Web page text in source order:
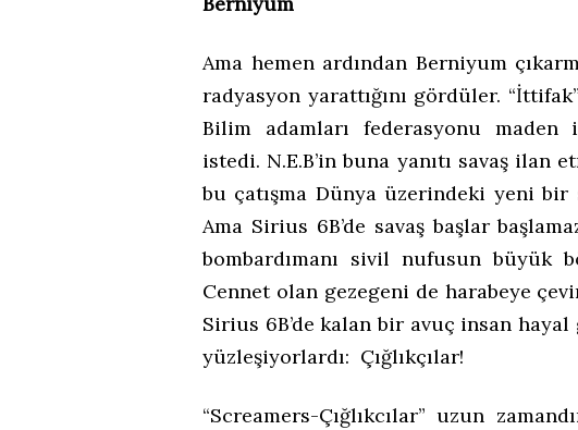
Ama hemen ardından Berniyum
radyasyon yarattığını gördüler.
Bilim adamları federasyonu maden
istedi. N.E.B’in buna yanıtı savaş ilan
bu çatışma Dünya üzerindeki yeni
Ama Sirius 6B’de savaş başlar
bombardımanı sivil nufusun büyük
Cennet olan gezegeni de harabeye
Sirius 6B’de kalan bir avuç insan
yüzleşiyorlardı: Çığlıkçılar!
“Screamers-Çığlıkcılar” uzun